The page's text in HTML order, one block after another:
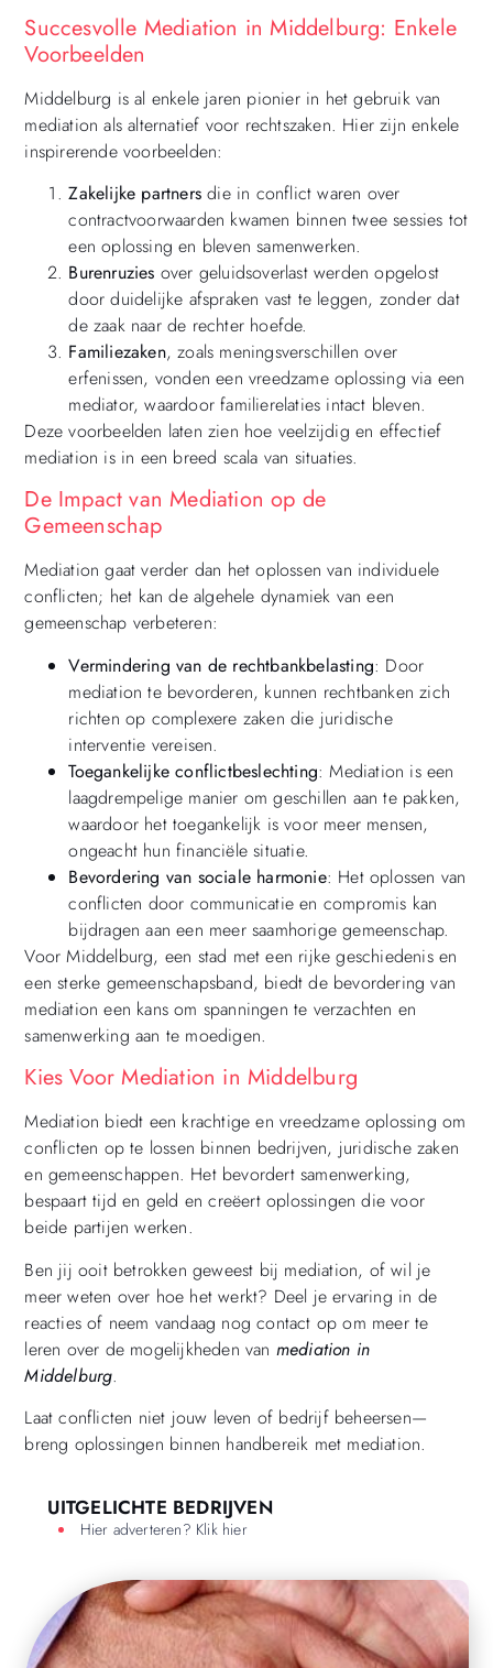
Succesvolle Mediation in Middelburg: Enkele
Voorbeelden
Middelburg is al enkele jaren pionier in het gebruik van
mediation als alternatief voor rechtszaken. Hier zijn enkele
inspirerende voorbeelden:
Zakelijke partners die in conflict waren over
contractvoorwaarden kwamen binnen twee sessies tot
een oplossing en bleven samenwerken.
Burenruzies over geluidsoverlast werden opgelost
door duidelijke afspraken vast te leggen, zonder dat
de zaak naar de rechter hoefde.
Familiezaken, zoals meningsverschillen over
erfenissen, vonden een vreedzame oplossing via een
mediator, waardoor familierelaties intact bleven.
Deze voorbeelden laten zien hoe veelzijdig en effectief
mediation is in een breed scala van situaties.
De Impact van Mediation op de
Gemeenschap
Mediation gaat verder dan het oplossen van individuele
conflicten; het kan de algehele dynamiek van een
gemeenschap verbeteren:
Vermindering van de rechtbankbelasting: Door
mediation te bevorderen, kunnen rechtbanken zich
richten op complexere zaken die juridische
interventie vereisen.
Toegankelijke conflictbeslechting: Mediation is een
laagdrempelige manier om geschillen aan te pakken,
waardoor het toegankelijk is voor meer mensen,
ongeacht hun financiële situatie.
Bevordering van sociale harmonie: Het oplossen van
conflicten door communicatie en compromis kan
bijdragen aan een meer saamhorige gemeenschap.
Voor Middelburg, een stad met een rijke geschiedenis en
een sterke gemeenschapsband, biedt de bevordering van
mediation een kans om spanningen te verzachten en
samenwerking aan te moedigen.
Kies Voor Mediation in Middelburg
Mediation biedt een krachtige en vreedzame oplossing om
conflicten op te lossen binnen bedrijven, juridische zaken
en gemeenschappen. Het bevordert samenwerking,
bespaart tijd en geld en creëert oplossingen die voor
beide partijen werken.
Ben jij ooit betrokken geweest bij mediation, of wil je
meer weten over hoe het werkt? Deel je ervaring in de
reacties of neem vandaag nog contact op om meer te
leren over de mogelijkheden van mediation in
Middelburg.
Laat conflicten niet jouw leven of bedrijf beheersen—
breng oplossingen binnen handbereik met mediation.
UITGELICHTE BEDRIJVEN
Hier adverteren? Klik hier